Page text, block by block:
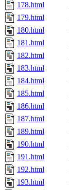
178.html
179.html
180.html
181.html
182.html
183.html
184.html
185.html
186.html
187.html
189.html
190.html
191.html
192.html
193.html